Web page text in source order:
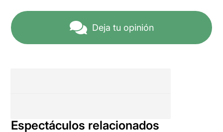
Deja tu opinión
Espectáculos relacionados